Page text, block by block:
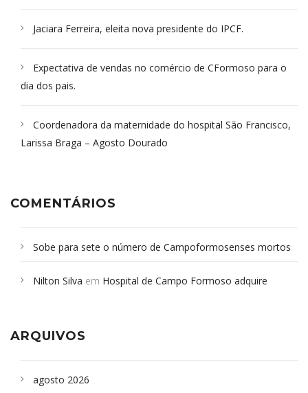
Jaciara Ferreira, eleita nova presidente do IPCF.
Expectativa de vendas no comércio de CFormoso para o
dia dos pais.
Coordenadora da maternidade do hospital São Francisco,
Larissa Braga – Agosto Dourado
COMENTÁRIOS
Sobe para sete o número de Campoformosenses mortos
Campoformosenses que morreram em desabamentos são
Nilton Silva em Hospital de Campo Formoso adquire
ARQUIVOS
agosto 2026